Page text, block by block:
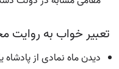
تعبیر خواب به روایت
دیدن ماه نمادی از